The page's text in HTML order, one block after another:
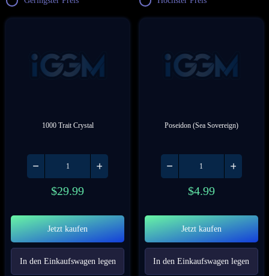
1000 Trait Crystal
$29.99
Jetzt kaufen
In den Einkaufswagen legen
Poseidon (Sea Sovereign)
$4.99
Jetzt kaufen
In den Einkaufswagen legen